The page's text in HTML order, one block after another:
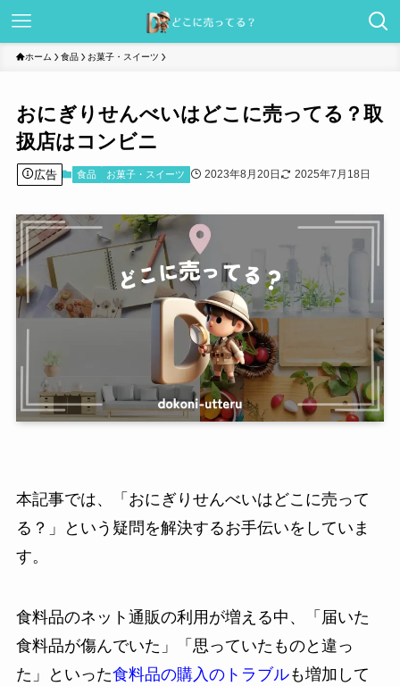
ホーム 食品 お菓子・スイーツ
おにぎりせんべいはどこに売ってる？取
扱店はコンビニ
広告 食品 お菓子・スイーツ 2023年8月20日 2025年7月18日
本記事では、「おにぎりせんべいはどこに売って
る？」という疑問を解決するお手伝いをしていま
す。
食料品のネット通販の利用が増える中、「届いた
食料品が傷んでいた」「思っていたものと違っ
た」といった食料品の購入のトラブルも増加して